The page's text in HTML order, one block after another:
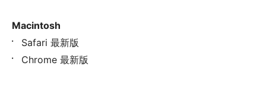
Macintosh
Safari 最新版
Chrome 最新版